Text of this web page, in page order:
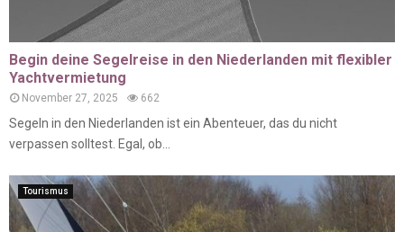
Begin deine Segelreise in den Niederlanden mit flexibler
Yachtvermietung
November 27, 2025 662
Segeln in den Niederlanden ist ein Abenteuer, das du nicht
verpassen solltest. Egal, ob...
Tourismus